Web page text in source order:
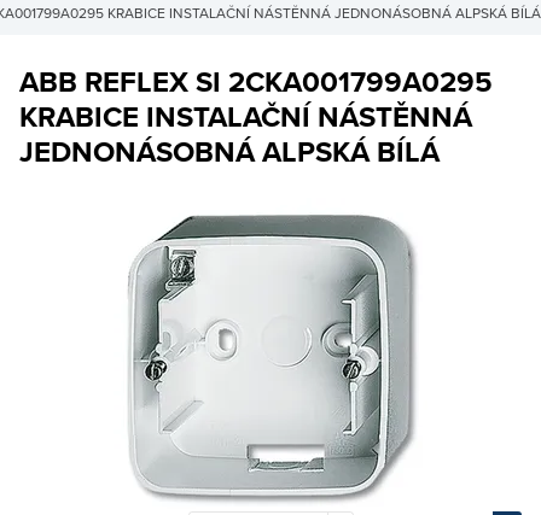
KRABICE INSTALAČNÍ NÁSTĚNNÁ JEDNONÁSOBNÁ ALPSKÁ BÍLÁ
ABB REFLEX SI 2CKA001799A0295
KRABICE INSTALAČNÍ NÁSTĚNNÁ
JEDNONÁSOBNÁ ALPSKÁ BÍLÁ